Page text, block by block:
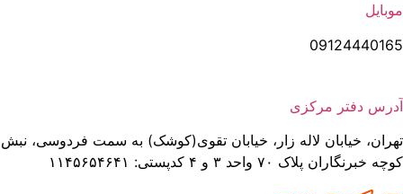
موبایل
09124440165
آدرس دفتر مرکزی
تهران، خیابان لاله‌ زار، خیابان تقوی(کوشک) به سمت فردوسی، نبش
کوچه خبرنگاران پلاک ۷۰ واحد ۳ و ۴ کدپستی: ۱۱۴۵۶۵۴۶۴۱